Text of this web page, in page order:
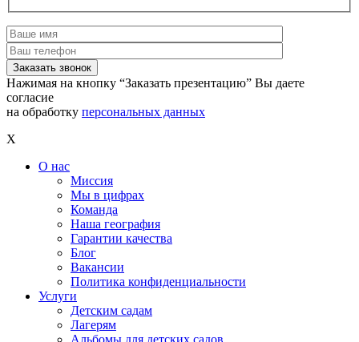
Нажимая на кнопку “Заказать презентацию” Вы даете
согласие
на обработку персональных данных
X
О нас
Миссия
Мы в цифрах
Команда
Наша география
Гарантии качества
Блог
Вакансии
Политика конфиденциальности
Услуги
Детским садам
Лагерям